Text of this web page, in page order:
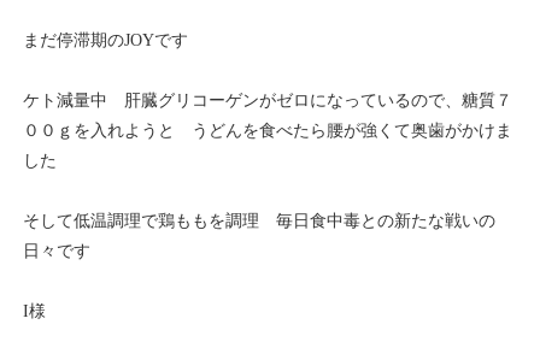
まだ停滞期のJOYです
ケト減量中 肝臓グリコーゲンがゼロになっているので、糖質７
００ｇを入れようと うどんを食べたら腰が強くて奥歯がかけま
した
そして低温調理で鶏ももを調理 毎日食中毒との新たな戦いの
日々です
I様